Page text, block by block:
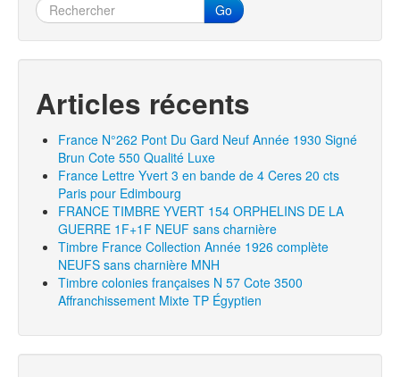
Go
Articles récents
France N°262 Pont Du Gard Neuf Année 1930 Signé
Brun Cote 550 Qualité Luxe
France Lettre Yvert 3 en bande de 4 Ceres 20 cts
Paris pour Edimbourg
FRANCE TIMBRE YVERT 154 ORPHELINS DE LA
GUERRE 1F+1F NEUF sans charnière
Timbre France Collection Année 1926 complète
NEUFS sans charnière MNH
Timbre colonies françaises N 57 Cote 3500
Affranchissement Mixte TP Égyptien